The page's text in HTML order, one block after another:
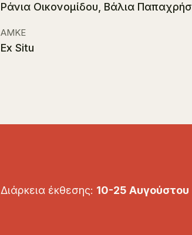
Ράνια Οικονομίδου, Βάλια
ΑΜΚΕ
Ex Situ
Διάρκεια έκθεσης: 10-25 Αυγούστου